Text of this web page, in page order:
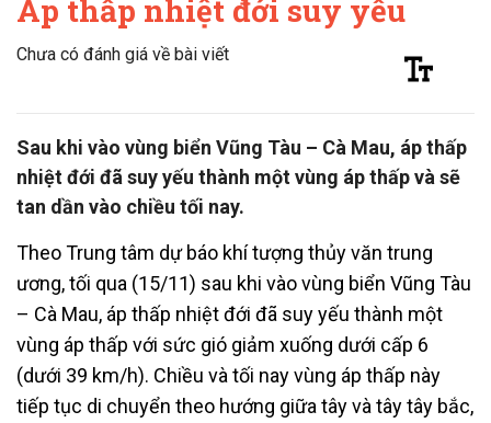
Áp thấp nhiệt đới suy yếu
Chưa có đánh giá về bài viết
Sau khi vào vùng biển Vũng Tàu – Cà Mau, áp thấp
nhiệt đới đã suy yếu thành một vùng áp thấp và sẽ
tan dần vào chiều tối nay.
Theo Trung tâm dự báo khí tượng thủy văn trung
ương, tối qua (15/11) sau khi vào vùng biển Vũng Tàu
– Cà Mau, áp thấp nhiệt đới đã suy yếu thành một
vùng áp thấp với sức gió giảm xuống dưới cấp 6
(dưới 39 km/h). Chiều và tối nay vùng áp thấp này
tiếp tục di chuyển theo hướng giữa tây và tây tây bắc,